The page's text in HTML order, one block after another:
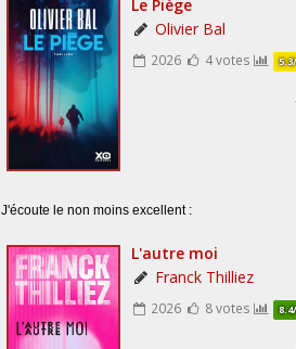
J'écoute le non moins excellent :